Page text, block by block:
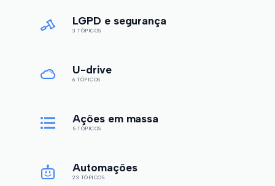
LGPD e segurança
3 TÓPICOS
U-drive
6 TÓPICOS
Ações em massa
5 TÓPICOS
Automações
23 TÓPICOS